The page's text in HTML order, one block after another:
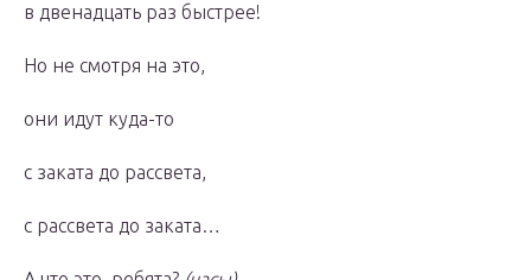
в двенадцать раз быстрее!
Но не смотря на это,
они идут куда-то
с заката до рассвета,
с рассвета до заката…